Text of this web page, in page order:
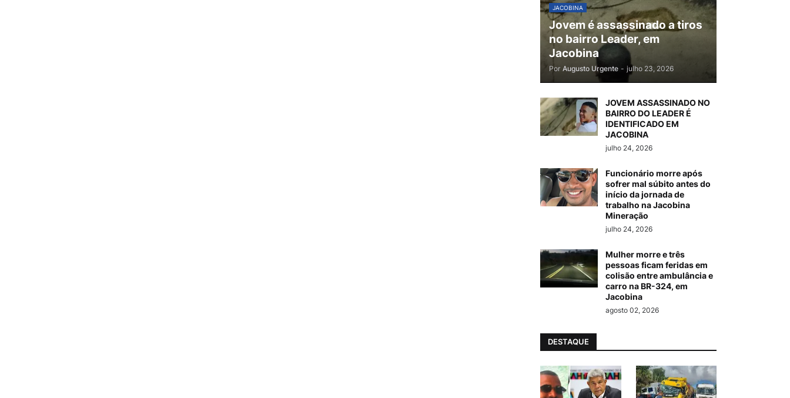
JACOBINA
Jovem é assassinado a tiros
no bairro Leader, em
Jacobina
Por Augusto Urgente - julho 23, 2026
JOVEM ASSASSINADO NO
BAIRRO DO LEADER É
IDENTIFICADO EM
JACOBINA
julho 24, 2026
Funcionário morre após
sofrer mal súbito antes do
início da jornada de
trabalho na Jacobina
Mineração
julho 24, 2026
Mulher morre e três
pessoas ficam feridas em
colisão entre ambulância e
carro na BR-324, em
Jacobina
agosto 02, 2026
DESTAQUE